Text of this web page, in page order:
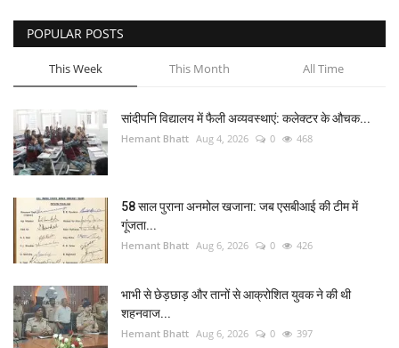
POPULAR POSTS
This Week This Month All Time
सांदीपनि विद्यालय में फैली अव्यवस्थाएं: कलेक्टर के औचक...
Hemant Bhatt Aug 4, 2026 0 468
58 साल पुराना अनमोल खजाना: जब एसबीआई की टीम में
गूंजता...
Hemant Bhatt Aug 6, 2026 0 426
भाभी से छेड़छाड़ और तानों से आक्रोशित युवक ने की थी
शहनवाज...
Hemant Bhatt Aug 6, 2026 0 397